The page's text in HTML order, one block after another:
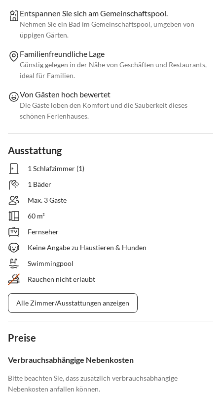
Entspannen Sie sich am Gemeinschaftspool.
Nehmen Sie ein Bad im Gemeinschaftspool, umgeben von
üppigen Gärten.
Familienfreundliche Lage
Günstig gelegen in der Nähe von Geschäften und Restaurants,
ideal für Familien.
Von Gästen hoch bewertet
Die Gäste loben den Komfort und die Sauberkeit dieses
schönen Ferienhauses.
Ausstattung
1 Schlafzimmer (1)
1 Bäder
Max. 3 Gäste
60 m²
Fernseher
Keine Angabe zu Haustieren & Hunden
Swimmingpool
Rauchen nicht erlaubt
Alle Zimmer/Ausstattungen anzeigen
Preise
Verbrauchsabhängige Nebenkosten
Bitte beachten Sie, dass zusätzlich verbrauchsabhängige
Nebenkosten anfallen können.